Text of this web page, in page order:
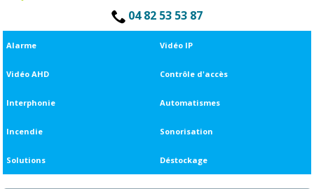
04 82 53 53 87
Alarme Vidéo IP
Vidéo AHD Contrôle d'accès
Interphonie Automatismes
Incendie Sonorisation
Solutions Déstockage